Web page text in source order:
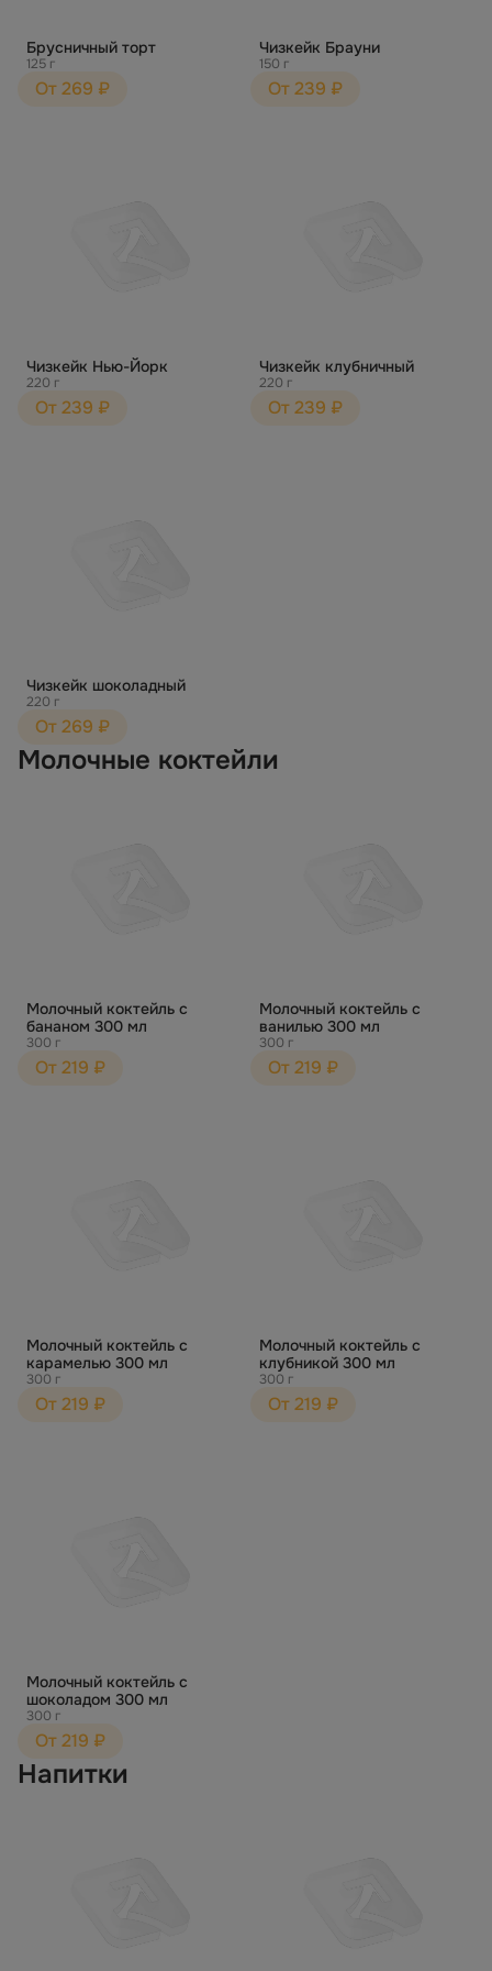
Брусничный торт
125 г
От 269 ₽
Чизкейк Брауни
150 г
От 239 ₽
Чизкейк Нью-Йорк
220 г
От 239 ₽
Чизкейк клубничный
220 г
От 239 ₽
Чизкейк шоколадный
220 г
От 269 ₽
Молочные коктейли
Молочный коктейль с
бананом 300 мл
300 г
От 219 ₽
Молочный коктейль с
ванилью 300 мл
300 г
От 219 ₽
Молочный коктейль с
карамелью 300 мл
300 г
От 219 ₽
Молочный коктейль с
клубникой 300 мл
300 г
От 219 ₽
Молочный коктейль с
шоколадом 300 мл
300 г
От 219 ₽
Напитки